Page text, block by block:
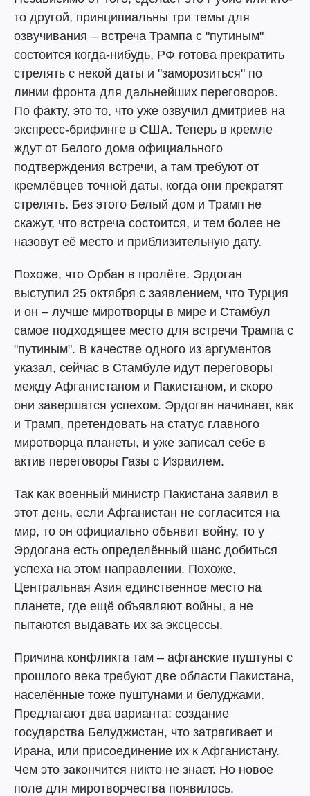
то другой, принципиальны три темы для
озвучивания – встреча Трампа с "путиным"
состоится когда-нибудь, РФ готова прекратить
стрелять с некой даты и "заморозиться" по
линии фронта для дальнейших переговоров.
По факту, это то, что уже озвучил дмитриев на
экспресс-брифинге в США. Теперь в кремле
ждут от Белого дома официального
подтверждения встречи, а там требуют от
кремлёвцев точной даты, когда они прекратят
стрелять. Без этого Белый дом и Трамп не
скажут, что встреча состоится, и тем более не
назовут её место и приблизительную дату.
Похоже, что Орбан в пролёте. Эрдоган
выступил 25 октября с заявлением, что Турция
и он – лучше миротворцы в мире и Стамбул
самое подходящее место для встречи Трампа с
"путиным". В качестве одного из аргументов
указал, сейчас в Стамбуле идут переговоры
между Афганистаном и Пакистаном, и скоро
они завершатся успехом. Эрдоган начинает, как
и Трамп, претендовать на статус главного
миротворца планеты, и уже записал себе в
актив переговоры Газы с Израилем.
Так как военный министр Пакистана заявил в
этот день, если Афганистан не согласится на
мир, то он официально объявит войну, то у
Эрдогана есть определённый шанс добиться
успеха на этом направлении. Похоже,
Центральная Азия единственное место на
планете, где ещё объявляют войны, а не
пытаются выдавать их за эксцессы.
Причина конфликта там – афганские пуштуны с
прошлого века требуют две области Пакистана,
населённые тоже пуштунами и белуджами.
Предлагают два варианта: создание
государства Белуджистан, что затрагивает и
Ирана, или присоединение их к Афганистану.
Чем это закончится никто не знает. Но новое
поле для миротворчества появилось.